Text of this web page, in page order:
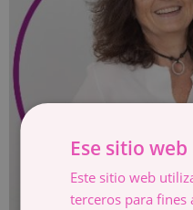
Ese sitio
Este sitio web
terceros para fines